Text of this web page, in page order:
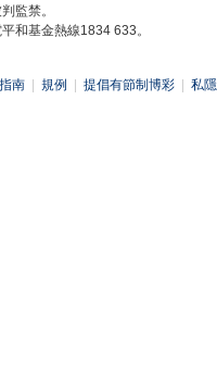
監禁。
和基金熱線1834 633。
南 規例 提倡有節制博彩 私